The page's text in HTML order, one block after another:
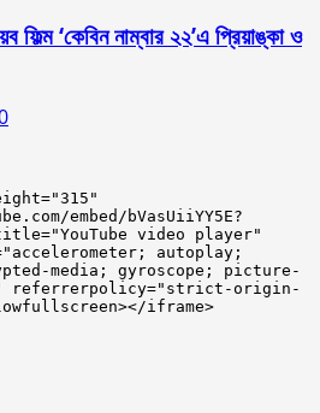
‘কেবিন নাম্বার ২২’এ প্রিয়াঙ্কা ও
embed/bVasUiiYY5E?
title="YouTube video player"
autoplay;
media; gyroscope; picture-
referrerpolicy="strict-origin-
iframe>